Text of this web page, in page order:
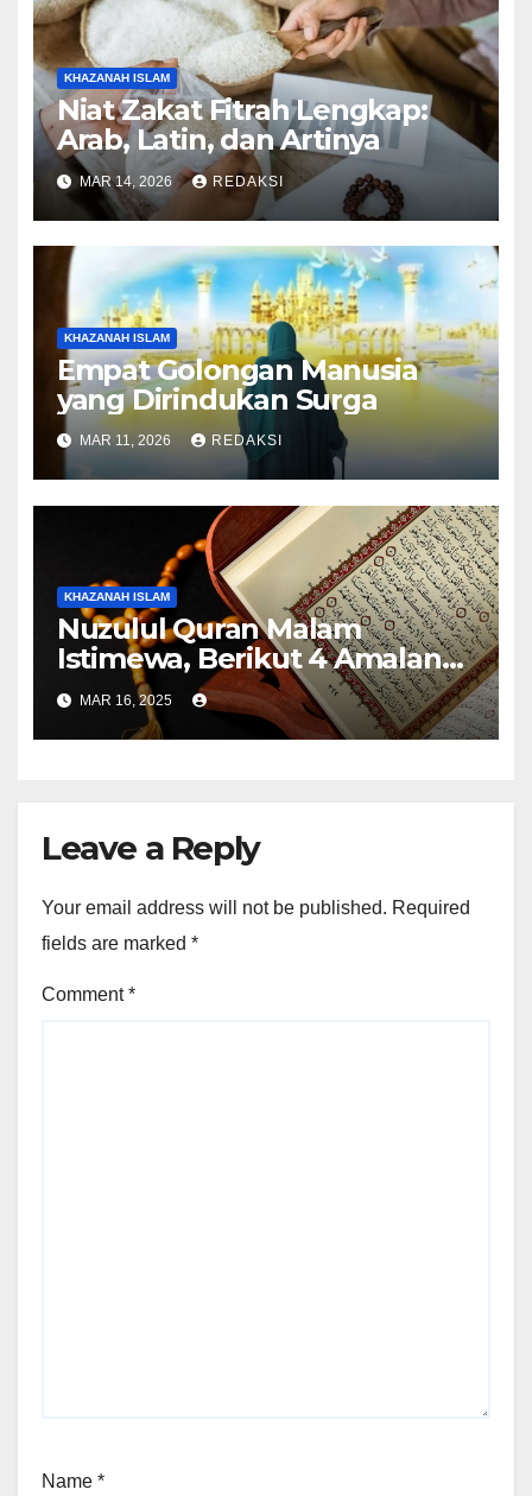
KHAZANAH ISLAM
Niat Zakat Fitrah Lengkap:
Arab, Latin, dan Artinya
MAR 14, 2026 REDAKSI
KHAZANAH ISLAM
Empat Golongan Manusia
yang Dirindukan Surga
MAR 11, 2026 REDAKSI
KHAZANAH ISLAM
Nuzulul Quran Malam
Istimewa, Berikut 4 Amalan
untuk Memuliakannya
MAR 16, 2025
Leave a Reply
Your email address will not be published. Required
fields are marked *
Comment*
Name *